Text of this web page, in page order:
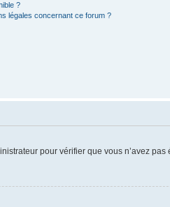
?
légales concernant ce forum ?
pour vérifier que vous n’avez